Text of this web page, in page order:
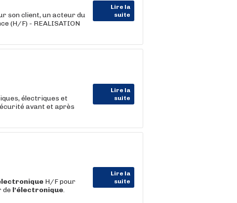
Lire la
suite
son client, un acteur du
(H/F) - REALISATION
Lire la
suite
électriques et
avant et après
Lire la
suite
H/F pour
de l'électronique.